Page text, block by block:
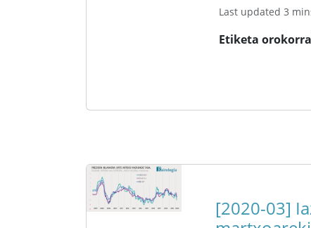
Last updated 3
Etiketa
[2020-03]